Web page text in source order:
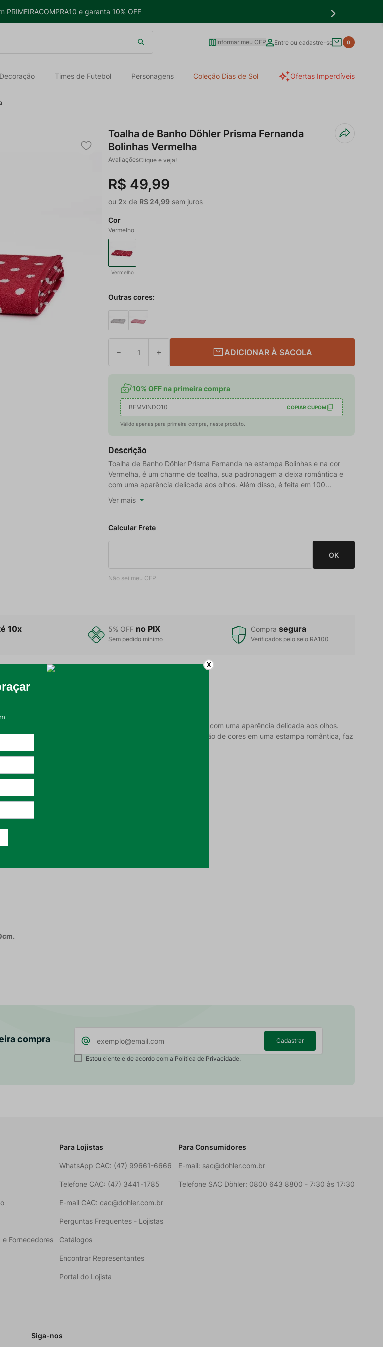
PRIMEIRACOMPRA10 e garanta 10% OFF
Informar meu CEP Entre ou cadastre-se 0
Decoração Times de Futebol Personagens Coleção Dias de Sol Ofertas Imperdíveis
Toalha de Banho Döhler Prisma Fernanda
Bolinhas Vermelha
Clique e veja!
R$ 49,99
ou 2x de R$ 24,99 sem juros
Cor
Vermelho
Vermelho
Outras cores:
＋
－ ADICIONAR À SACOLA
10% OFF na primeira compra
BEMVINDO10 COPIAR CUPOM
Válido apenas para primeira compra, neste produto.
Descrição
Toalha de Banho Döhler Prisma Fernanda na estampa Bolinhas e na cor
Vermelha, é um charme de toalha, sua padronagem a deixa romântica e
com uma aparência delicada aos olhos. Além disso, é feita em 100...
Ver mais
Não sei meu CEP
10x 5% OFF no PIX
Sem pedido mínimo
Compra segura
Verificados pelo selo RA100
é um charme de toalha, sua padronagem a deixa romântica e com uma aparência delicada aos olhos.
garante maciez e absorção. A contemporânea combinação de cores em uma estampa romântica, faz
do banho.
compra Cadastrar
Estou ciente e de acordo com a Política de Privacidade.
Fornecedores
Para Lojistas
WhatsApp CAC: (47) 99661-6666
Telefone CAC: (47) 3441-1785
E-mail CAC: cac@dohler.com.br
Perguntas Frequentes - Lojistas
Catálogos
Encontrar Representantes
Portal do Lojista
Para Consumidores
E-mail: sac@dohler.com.br
Telefone SAC Döhler: 0800 643 8800 - 7:30 às 17:30
Siga-nos
X